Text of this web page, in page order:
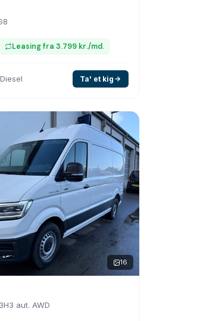
Leasing fra 3.799 kr./md.
Diesel Ta' et kig
16
aut. AWD